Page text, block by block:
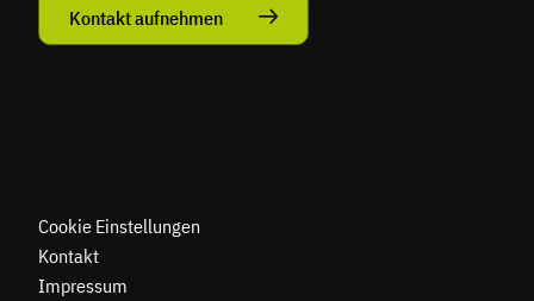
Kontakt aufnehmen
Cookie Einstellungen
Kontakt
Impressum